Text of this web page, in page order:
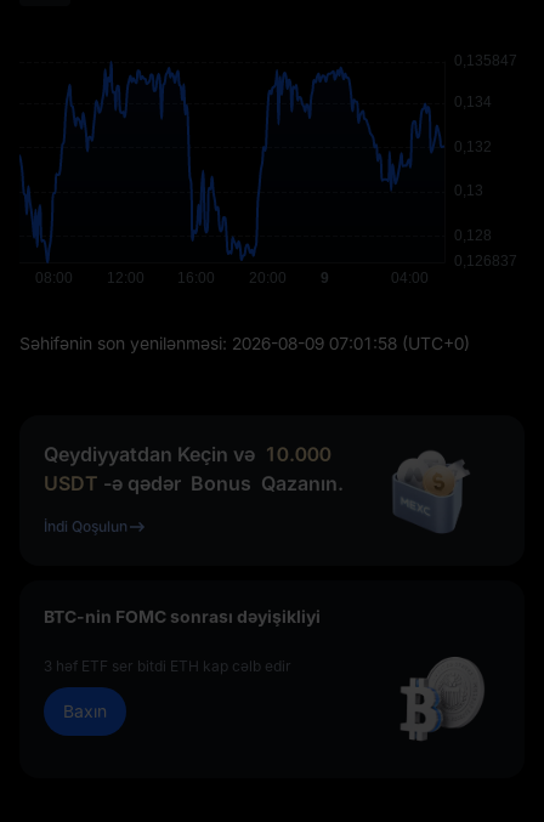
Səhifənin son yenilənməsi: 2026-08-09 07:01:58 (UTC+0)
Qeydiyyatdan Keçin və 10.000
USDT -ə qədər Bonus Qazanın.
İndi Qoşulun
BTC-nin FOMC sonrası dəyişikliyi
3 həf ETF ser bitdi ETH kap cəlb edir
Baxın